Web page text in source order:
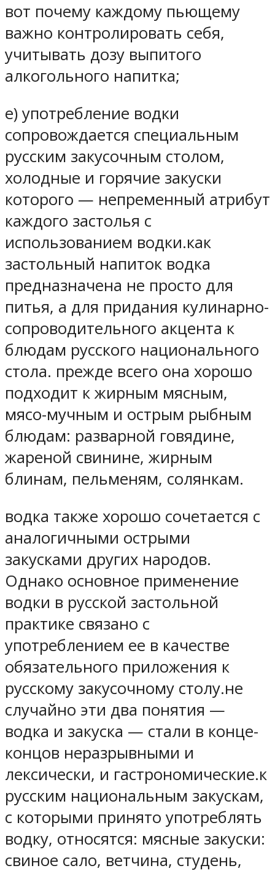
вот почему каждому пьющему
важно контролировать себя,
учитывать дозу выпитого
алкогольного напитка;
е) употребление водки
сопровождается специальным
русским закусочным столом,
холодные и горячие закуски
которого — непременный атрибут
каждого застолья с
использованием водки.как
застольный напиток водка
предназначена не просто для
питья, а для придания кулинарно-
сопроводительного акцента к
блюдам русского национального
стола. прежде всего она хорошо
подходит к жирным мясным,
мясо-мучным и острым рыбным
блюдам: разварной говядине,
жареной свинине, жирным
блинам, пельменям, солянкам.
водка также хорошо сочетается с
аналогичными острыми
закусками других народов.
Однако основное применение
водки в русской застольной
практике связано с
употреблением ее в качестве
обязательного приложения к
русскому закусочному столу.не
случайно эти два понятия —
водка и закуска — стали в конце-
концов неразрывными и
лексически, и гастрономические.к
русским национальным закускам,
с которыми принято употреблять
водку, относятся: мясные закуски:
свиное сало, ветчина, студень,